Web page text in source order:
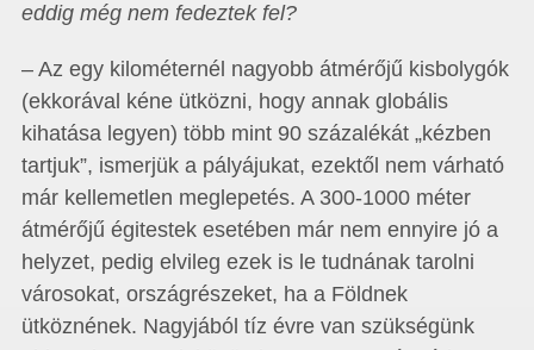
eddig még nem fedeztek fel?
– Az egy kilométernél nagyobb átmérőjű kisbolygók
(ekkorával kéne ütközni, hogy annak globális
kihatása legyen) több mint 90 százalékát „kézben
tartjuk”, ismerjük a pályájukat, ezektől nem várható
már kellemetlen meglepetés. A 300-1000 méter
átmérőjű égitestek esetében már nem ennyire jó a
helyzet, pedig elvileg ezek is le tudnának tarolni
városokat, országrészeket, ha a Földnek
ütköznének. Nagyjából tíz évre van szükségünk